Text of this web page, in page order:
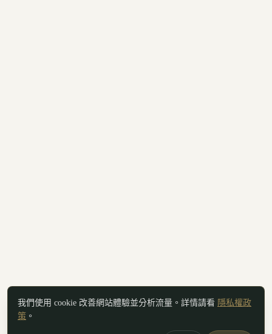
我們使用 cookie 改善網站體驗並分析流量。詳情請看 隱私權政
策 。